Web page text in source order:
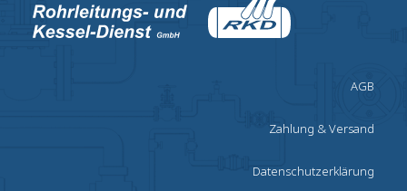
AGB
Zahlung & Versand
Datenschutzerklärung